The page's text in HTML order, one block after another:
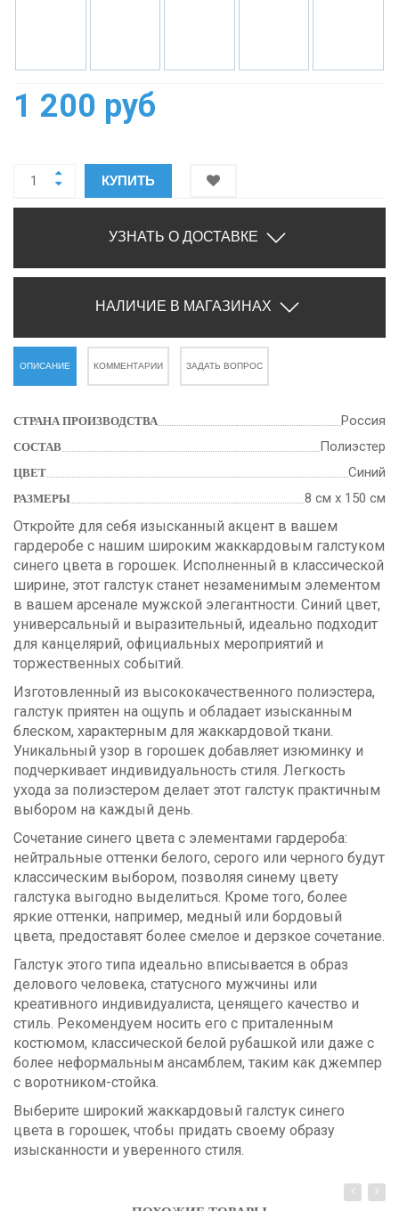
1 200 руб
КУПИТЬ
УЗНАТЬ О ДОСТАВКЕ
НАЛИЧИЕ В МАГАЗИНАХ
ОПИСАНИЕ КОММЕНТАРИИ ЗАДАТЬ ВОПРОС
СТРАНА ПРОИЗВОДСТВА Россия
СОСТАВ Полиэстер
ЦВЕТ Синий
РАЗМЕРЫ 8 см х 150 см
Откройте для себя изысканный акцент в вашем
гардеробе с нашим широким жаккардовым галстуком
синего цвета в горошек. Исполненный в классической
ширине, этот галстук станет незаменимым элементом
в вашем арсенале мужской элегантности. Синий цвет,
универсальный и выразительный, идеально подходит
для канцелярий, официальных мероприятий и
торжественных событий.
Изготовленный из высококачественного полиэстера,
галстук приятен на ощупь и обладает изысканным
блеском, характерным для жаккардовой ткани.
Уникальный узор в горошек добавляет изюминку и
подчеркивает индивидуальность стиля. Легкость
ухода за полиэстером делает этот галстук практичным
выбором на каждый день.
Сочетание синего цвета с элементами гардероба:
нейтральные оттенки белого, серого или черного будут
классическим выбором, позволяя синему цвету
галстука выгодно выделиться. Кроме того, более
яркие оттенки, например, медный или бордовый
цвета, предоставят более смелое и дерзкое сочетание.
Галстук этого типа идеально вписывается в образ
делового человека, статусного мужчины или
креативного индивидуалиста, ценящего качество и
стиль. Рекомендуем носить его с приталенным
костюмом, классической белой рубашкой или даже с
более неформальным ансамблем, таким как джемпер
с воротником-стойка.
Выберите широкий жаккардовый галстук синего
цвета в горошек, чтобы придать своему образу
изысканности и уверенного стиля.